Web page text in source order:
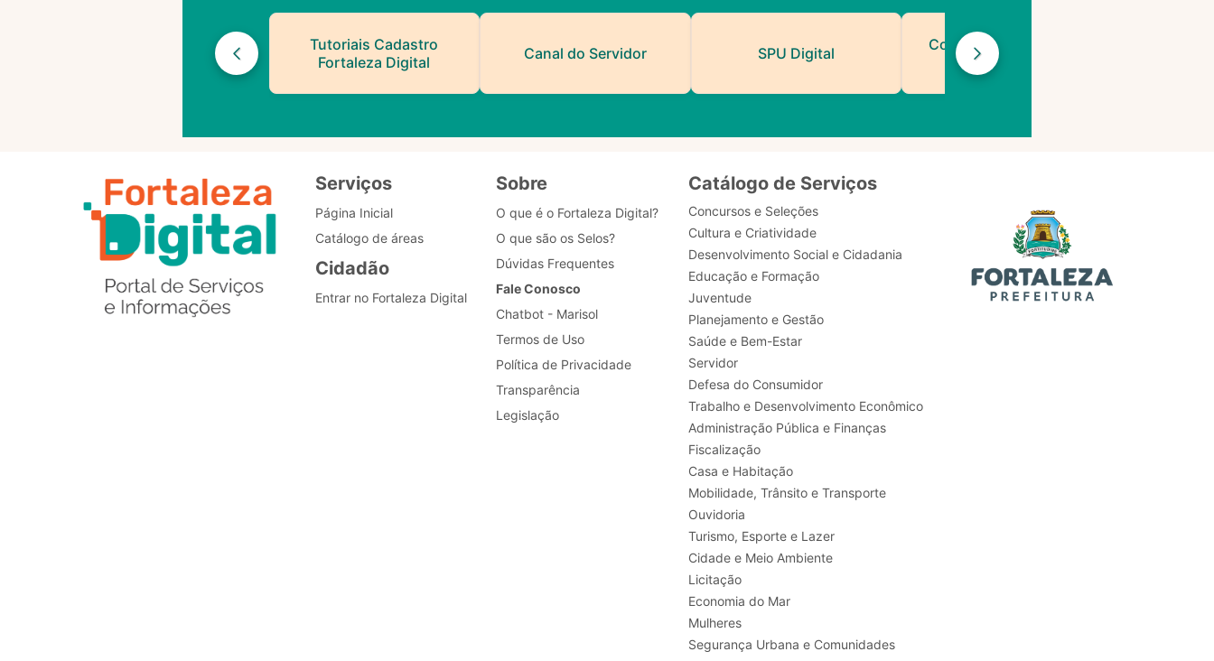
Tutoriais Cadastro
Fortaleza Digital
Canal do Servidor SPU Digital
Contatos de Protocolo
da PMF
Serviços
Página Inicial
Catálogo de áreas
Cidadão
Entrar no Fortaleza Digital
Sobre
O que é o Fortaleza Digital?
O que são os Selos?
Dúvidas Frequentes
Fale Conosco
Chatbot - Marisol
Termos de Uso
Política de Privacidade
Transparência
Legislação
Catálogo de Serviços
Concursos e Seleções
Cultura e Criatividade
Desenvolvimento Social e Cidadania
Educação e Formação
Juventude
Planejamento e Gestão
Saúde e Bem-Estar
Servidor
Defesa do Consumidor
Trabalho e Desenvolvimento Econômico
Administração Pública e Finanças
Fiscalização
Casa e Habitação
Mobilidade, Trânsito e Transporte
Ouvidoria
Turismo, Esporte e Lazer
Cidade e Meio Ambiente
Licitação
Economia do Mar
Mulheres
Segurança Urbana e Comunidades